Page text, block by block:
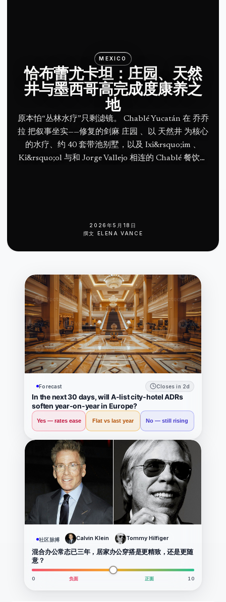
MEXICO
恰布蕾尤卡坦：庄园、天然
井与墨西哥高完成度康养之
地
原本怕“丛林水疗”只剩滤镜。 Chablé Yucatán 在 乔乔
拉 把叙事坐实——修复的剑麻 庄园 、以 天然井 为核心
的水疗、约 40 套带池别墅，以及 Ixi&rsquo;im 、
Ki&rsquo;ol 与和 Jorge Vallejo 相连的 Chablé 餐饮体
2026年5月18日
撰文 ELENA VANCE
Forecast Closes in 2d
In the next 30 days, will A-list city-hotel ADRs
soften year-on-year in Europe?
Yes — rates ease Flat vs last year No — still rising
社区脉搏 Calvin Klein Tommy Hilfiger
混合办公常态已三年，居家办公穿搭是更精致，还是更随
意？
0 负面 正面 10